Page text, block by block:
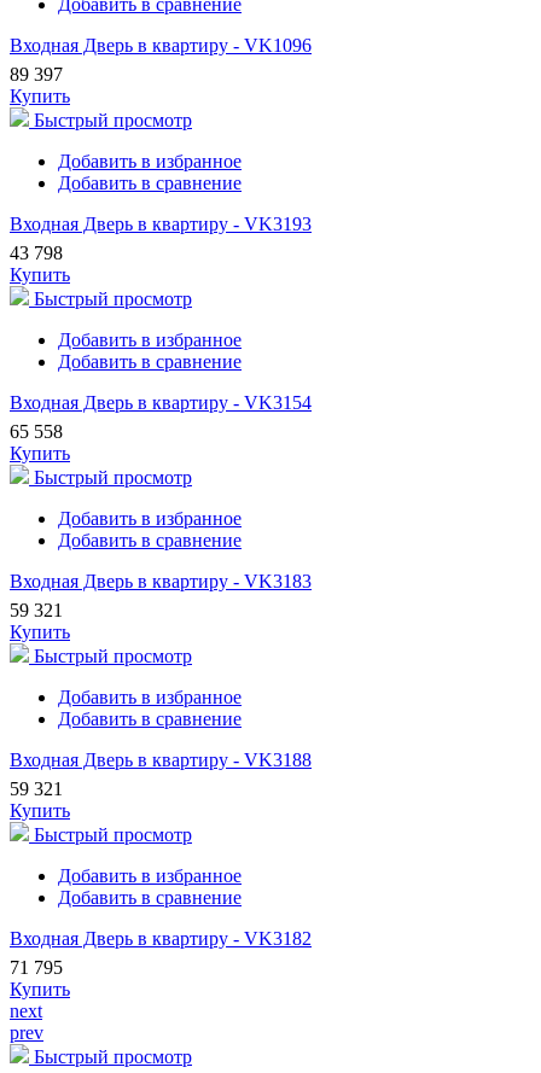
Добавить в сравнение
Входная Дверь в квартиру - VK1096
89 397
Купить
Быстрый просмотр
Добавить в избранное
Добавить в сравнение
Входная Дверь в квартиру - VK3193
43 798
Купить
Быстрый просмотр
Добавить в избранное
Добавить в сравнение
Входная Дверь в квартиру - VK3154
65 558
Купить
Быстрый просмотр
Добавить в избранное
Добавить в сравнение
Входная Дверь в квартиру - VK3183
59 321
Купить
Быстрый просмотр
Добавить в избранное
Добавить в сравнение
Входная Дверь в квартиру - VK3188
59 321
Купить
Быстрый просмотр
Добавить в избранное
Добавить в сравнение
Входная Дверь в квартиру - VK3182
71 795
Купить
next
prev
Быстрый просмотр